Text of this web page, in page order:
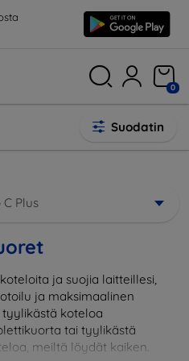
0
Suodatin
Plus
ja suojia laitteillesi,
ja maksimaalinen
tyylikästä koteloa
tai tyylikästä
meiltä löydät kaiken.